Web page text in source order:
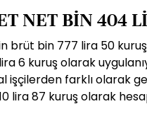
NET BİN 404
brüt bin 777 lira 50
6 kuruş olarak
işçilerden farklı olarak
lira 87 kuruş olarak